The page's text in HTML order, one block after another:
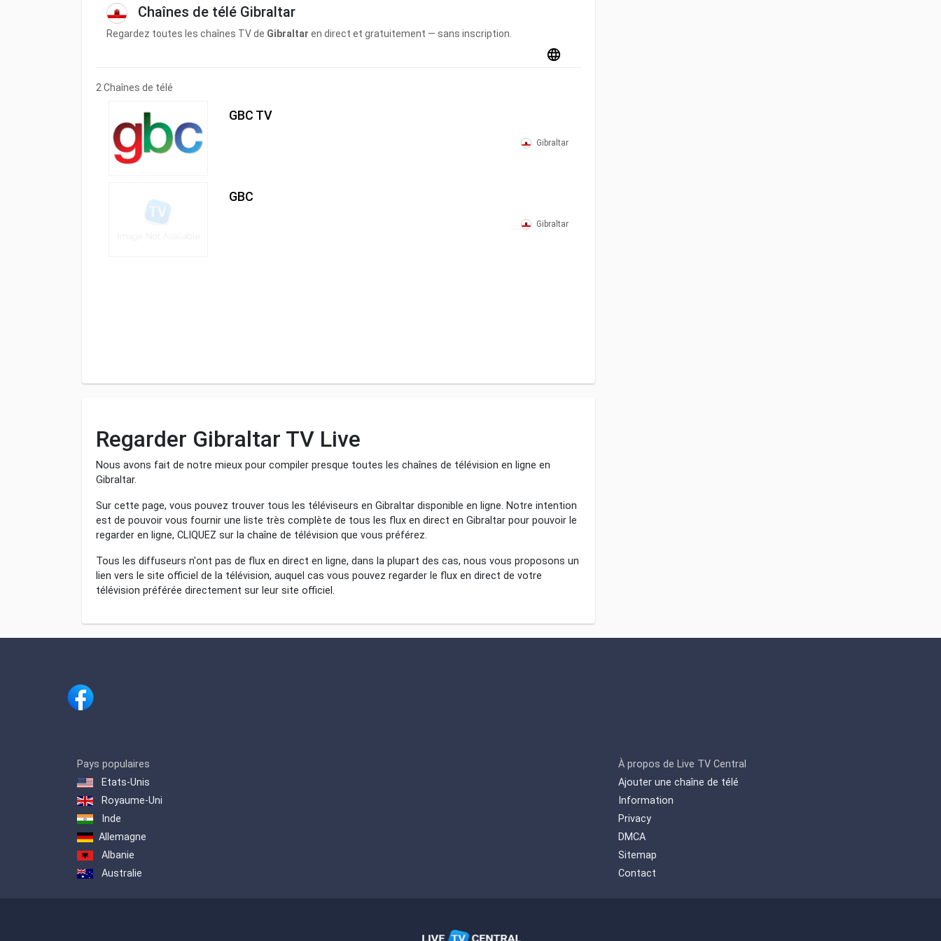
Chaînes de télé Gibraltar
Regardez toutes les chaînes TV de Gibraltar en direct et gratuitement — sans inscription.
2 Chaînes de télé
GBC TV
Gibraltar
GBC
Gibraltar
Regarder Gibraltar TV Live
Nous avons fait de notre mieux pour compiler presque toutes les chaînes de télévision en ligne en
Gibraltar.
Sur cette page, vous pouvez trouver tous les téléviseurs en Gibraltar disponible en ligne. Notre intention
est de pouvoir vous fournir une liste très complète de tous les flux en direct en Gibraltar pour pouvoir le
regarder en ligne, CLIQUEZ sur la chaîne de télévision que vous préférez.
Tous les diffuseurs n'ont pas de flux en direct en ligne, dans la plupart des cas, nous vous proposons un
lien vers le site officiel de la télévision, auquel cas vous pouvez regarder le flux en direct de votre
télévision préférée directement sur leur site officiel.
Pays populaires
Etats-Unis
Royaume-Uni
Inde
Allemagne
Albanie
Australie
À propos de Live TV Central
Ajouter une chaîne de télé
Information
Privacy
DMCA
Sitemap
Contact